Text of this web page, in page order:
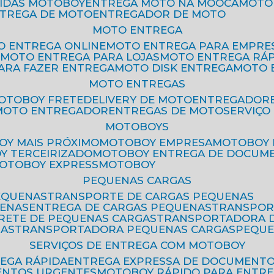
MOTOBOY ENTREGA MOTO NA MOOCA
DE MOTO
ENTREGADOR DE MOTO
MOTO ENTREGA
ENTREGA ONLINE
MOTO ENTREGA PARA
MOTO ENTREGA PARA LOJAS
MOTO ENTREGA
FAZER ENTREGA
MOTO DISK ENTREGA
MOTO ENTREGAS
FRETE
DELIVERY DE MOTO
MOTO ENTREGADOR
ENTREGAS DE MOTO
MOTOBOYS
MAIS PRÓXIMO
MOTOBOY EMPRESA
TERCEIRIZADO
MOTOBOY ENTREGA DE
EXPRESS
MOTOBOY
PEQUENAS CARGAS
TRANSPORTE DE CARGAS PEQUENAS
ENTREGA DE CARGAS PEQUENAS
DE PEQUENAS CARGAS
TRANSPORTADORA
TRANSPORTADORA PEQUENAS CARGAS
SERVIÇOS DE ENTREGA COM MOTOBOY
RÁPIDA
ENTREGA EXPRESSA DE